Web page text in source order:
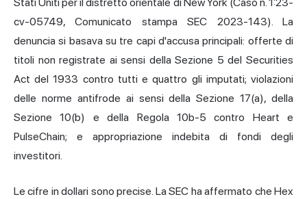
cv-05749, Comunicato stampa SEC 2023-143). La
denuncia si basava su tre capi d'accusa principali: offerte di
titoli non registrate ai sensi della Sezione 5 del Securities
Act del 1933 contro tutti e quattro gli imputati; violazioni
delle norme antifrode ai sensi della Sezione 17(a), della
Sezione 10(b) e della Regola 10b-5 contro Heart e
PulseChain; e appropriazione indebita di fondi degli
investitori.
Le cifre in dollari sono precise. La SEC ha affermato che Hex